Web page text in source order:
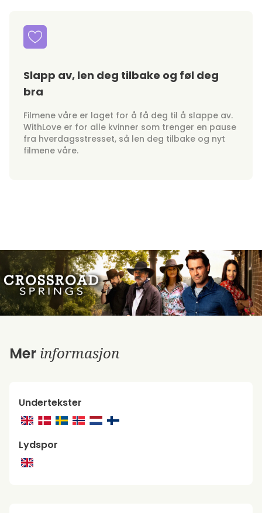
Slapp av, len deg tilbake og føl deg
bra
Filmene våre er laget for å få deg til å slappe av.
WithLove er for alle kvinner som trenger en pause
fra hverdagsstresset, så len deg tilbake og nyt
filmene våre.
Mer informasjon
Undertekster
Lydspor